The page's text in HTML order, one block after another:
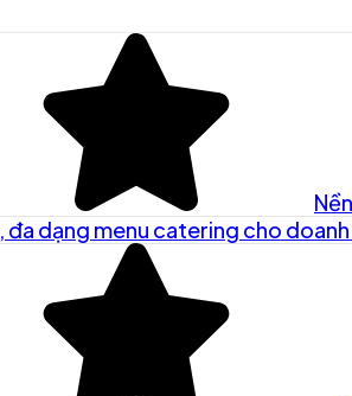
đa dạng menu catering cho